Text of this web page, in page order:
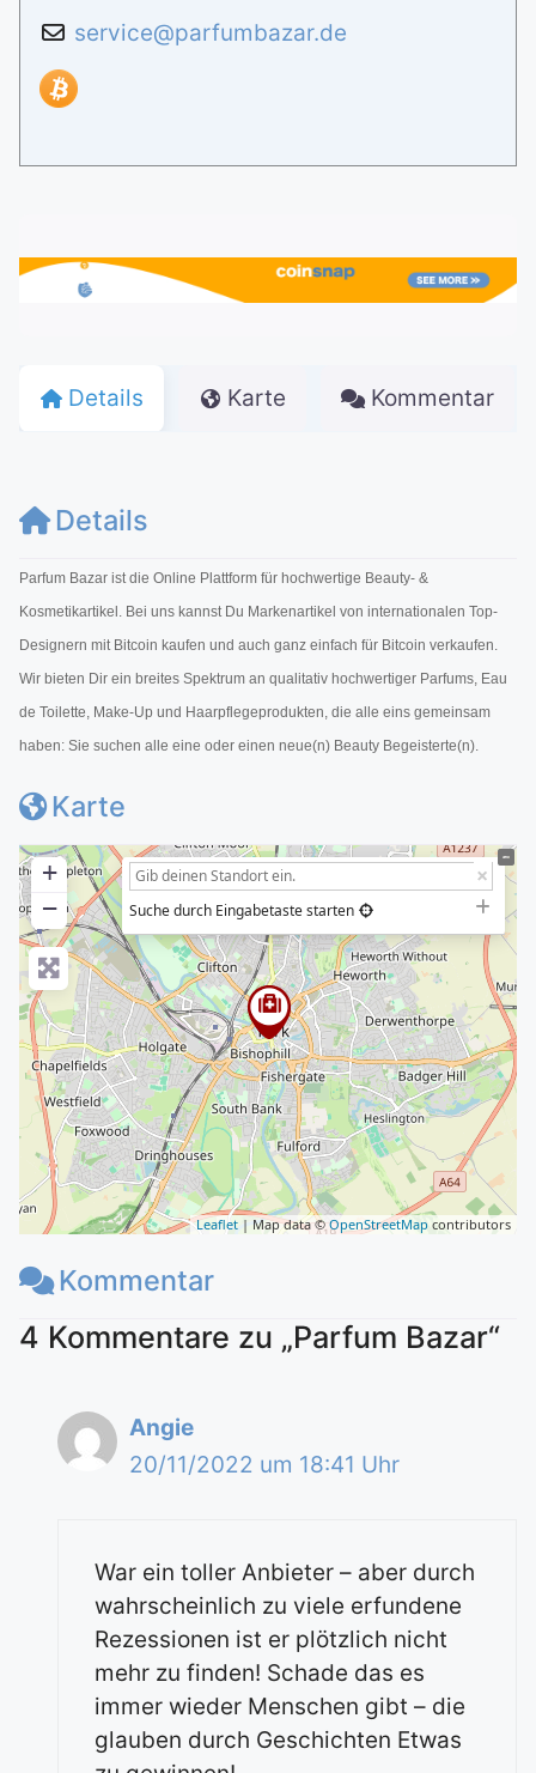
service@parfumbazar.de
Details Karte Kommentar
Details
Parfum Bazar ist die Online Plattform für hochwertige Beauty- &
Kosmetikartikel. Bei uns kannst Du Markenartikel von internationalen Top-
Designern mit Bitcoin kaufen und auch ganz einfach für Bitcoin verkaufen.
Wir bieten Dir ein breites Spektrum an qualitativ hochwertiger Parfums, Eau
de Toilette, Make-Up und Haarpflegeprodukten, die alle eins gemeinsam
haben: Sie suchen alle eine oder einen neue(n) Beauty Begeisterte(n).
Karte
+
−
Suche durch Eingabetaste starten
Leaflet | Map data © OpenStreetMap contributors
Kommentar
4 Kommentare zu „Parfum Bazar“
Angie
20/11/2022 um 18:41 Uhr
War ein toller Anbieter – aber durch
wahrscheinlich zu viele erfundene
Rezessionen ist er plötzlich nicht
mehr zu finden! Schade das es
immer wieder Menschen gibt – die
glauben durch Geschichten Etwas